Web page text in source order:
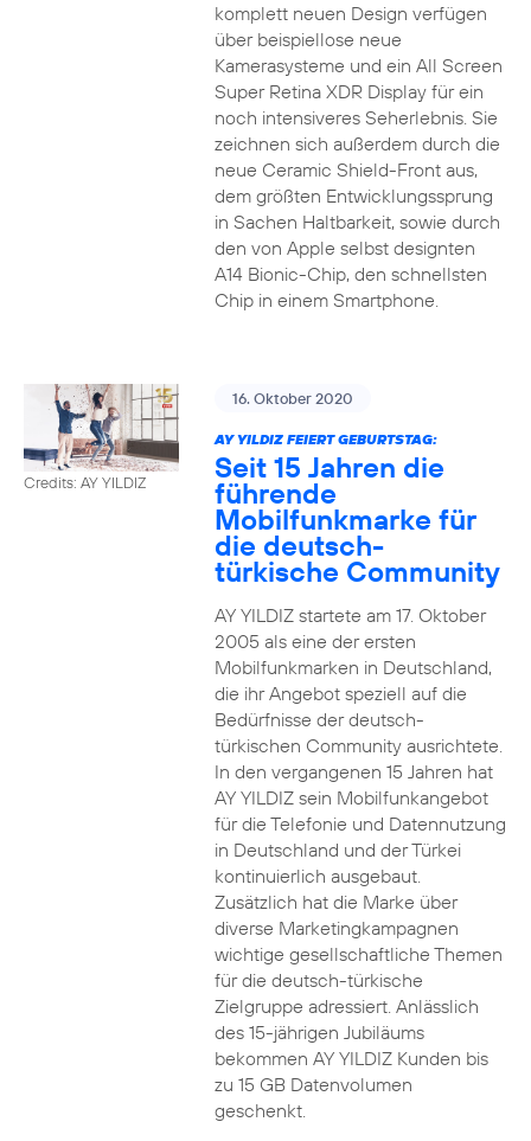
komplett neuen Design verfügen
über beispiellose neue
Kamerasysteme und ein All Screen
Super Retina XDR Display für ein
noch intensiveres Seherlebnis. Sie
zeichnen sich außerdem durch die
neue Ceramic Shield-Front aus,
dem größten Entwicklungssprung
in Sachen Haltbarkeit, sowie durch
den von Apple selbst designten
A14 Bionic-Chip, den schnellsten
Chip in einem Smartphone.
Credits: AY YILDIZ
16. Oktober 2020
AY YILDIZ FEIERT GEBURTSTAG:
Seit 15 Jahren die
führende
Mobilfunkmarke für
die deutsch-
türkische Community
AY YILDIZ startete am 17. Oktober
2005 als eine der ersten
Mobilfunkmarken in Deutschland,
die ihr Angebot speziell auf die
Bedürfnisse der deutsch-
türkischen Community ausrichtete.
In den vergangenen 15 Jahren hat
AY YILDIZ sein Mobilfunkangebot
für die Telefonie und Datennutzung
in Deutschland und der Türkei
kontinuierlich ausgebaut.
Zusätzlich hat die Marke über
diverse Marketingkampagnen
wichtige gesellschaftliche Themen
für die deutsch-türkische
Zielgruppe adressiert. Anlässlich
des 15-jährigen Jubiläums
bekommen AY YILDIZ Kunden bis
zu 15 GB Datenvolumen
geschenkt.